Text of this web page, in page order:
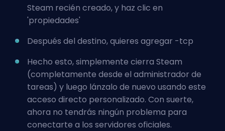
Steam recién creado, y haz clic en
'propiedades'
Después del destino, quieres agregar -tcp
Hecho esto, simplemente cierra Steam
(completamente desde el administrador de
tareas) y luego lánzalo de nuevo usando este
acceso directo personalizado. Con suerte,
ahora no tendrás ningún problema para
conectarte a los servidores oficiales.